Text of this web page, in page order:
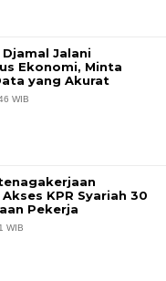
Jalani
Ekonomi, Minta
yang Akurat
WIB
KPR Syariah 30
Pekerja
WIB